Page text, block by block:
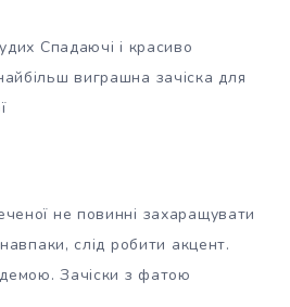
Спадаючі і красиво
виграшна зачіска для
не повинні захаращувати
слід робити акцент.
Зачіски з фатою